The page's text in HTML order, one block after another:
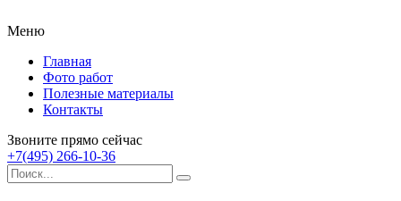
Меню
Главная
Фото работ
Полезные материалы
Контакты
Звоните прямо сейчас
+7(495) 266-10-36